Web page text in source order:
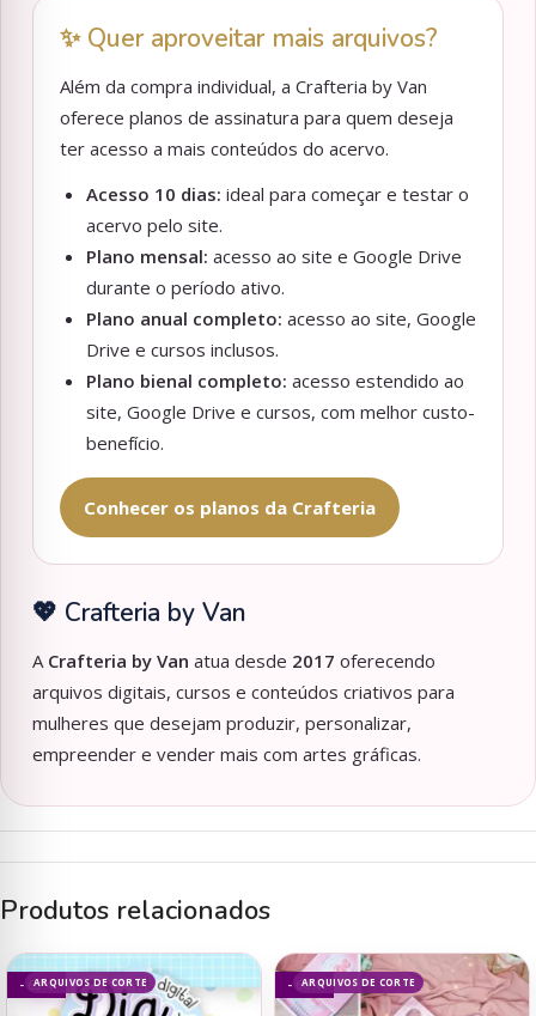
✨ Quer aproveitar mais arquivos?
Além da compra individual, a Crafteria by Van
oferece planos de assinatura para quem deseja
ter acesso a mais conteúdos do acervo.
Acesso 10 dias: ideal para começar e testar o
acervo pelo site.
Plano mensal: acesso ao site e Google Drive
durante o período ativo.
Plano anual completo: acesso ao site, Google
Drive e cursos inclusos.
Plano bienal completo: acesso estendido ao
site, Google Drive e cursos, com melhor custo-
benefício.
Conhecer os planos da Crafteria
💖 Crafteria by Van
A Crafteria by Van atua desde 2017 oferecendo
arquivos digitais, cursos e conteúdos criativos para
mulheres que desejam produzir, personalizar,
empreender e vender mais com artes gráficas.
Produtos relacionados
ARQUIVOS DE CORTE
- 63% ARQUIVOS DE CORTE
- 60%